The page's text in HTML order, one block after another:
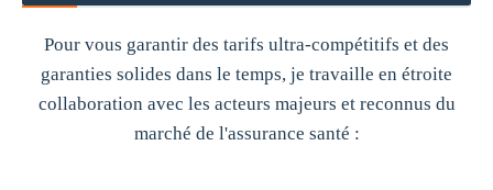
Pour vous garantir des tarifs ultra-compétitifs et des
garanties solides dans le temps, je travaille en étroite
collaboration avec les acteurs majeurs et reconnus du
marché de l'assurance santé :